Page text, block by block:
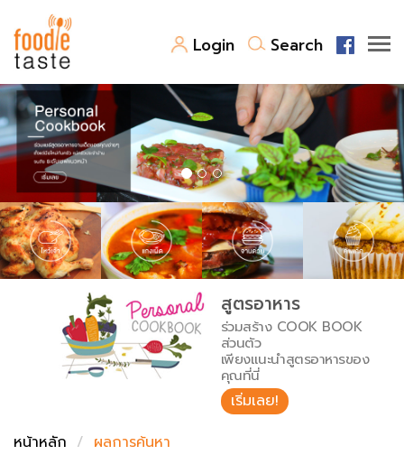
Login Search
สูตรอาหาร
สูตรอาหารล่าสุด
Top Foodie
พาไปชิม
สารพันก้นครัว
เคล็ดลับน่ารู้
เปรียบเทียบหน่วยการตวง
เปรียบเทียบอุณหภูมิ
เปรียบเทียบน้ำหนักวัตถุดิบ
FoodPedia
สร้าง Cookbook
สูตรอาหาร
ร่วมสร้าง COOK BOOK
ส่วนตัว
เพียงแนะนำสูตรอาหารของ
คุณที่นี่
เริ่มเลย!
หน้าหลัก
ผลการค้นหา